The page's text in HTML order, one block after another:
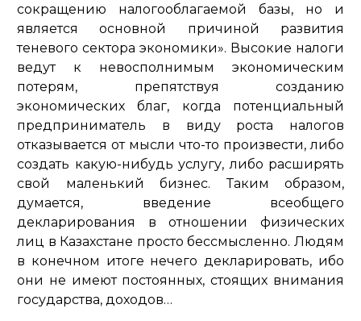
сокращению налогооблагаемой базы, но и
является основной причиной развития
теневого сектора экономики». Высокие налоги
ведут к невосполнимым экономическим
потерям, препятствуя созданию
экономических благ, когда потенциальный
предприниматель в виду роста налогов
отказывается от мысли что-то произвести, либо
создать какую-нибудь услугу, либо расширять
свой маленький бизнес. Таким образом,
думается, введение всеобщего
декларирования в отношении физических
лиц в Казахстане просто бессмысленно. Людям
в конечном итоге нечего декларировать, ибо
они не имеют постоянных, стоящих внимания
государства, доходов…